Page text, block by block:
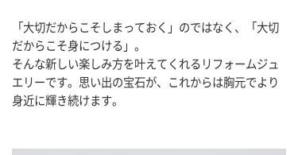
「大切だからこそしまっておく」のではなく、「大切
だからこそ身につける」。
そんな新しい楽しみ方を叶えてくれるリフォームジュ
エリーです。思い出の宝石が、これからは胸元でより
身近に輝き続けます。